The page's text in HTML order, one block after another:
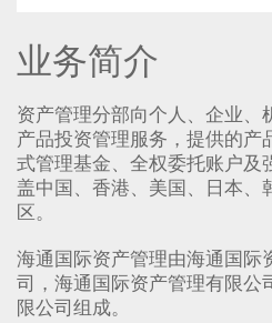
业务简介
资产管理分部向个人、企业、
产品投资管理服务，提供的产
式管理基金、全权委托账户及
盖中国、香港、美国、日本、
区。
海通国际资产管理由海通国际
司，海通国际资产管理有限公
限公司组成。